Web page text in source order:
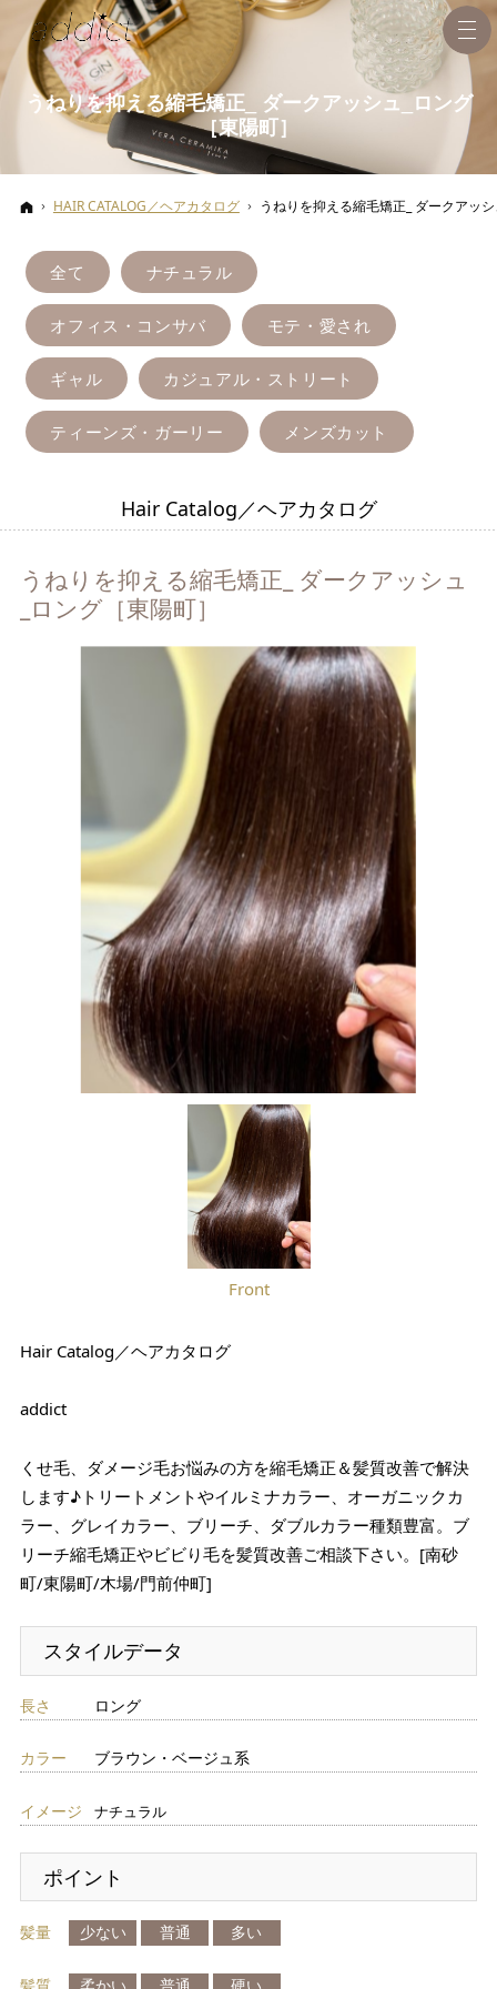
うねりを抑える縮毛矯正_ ダークアッシュ_ロング
［東陽町］
ホーム
HAIR CATALOG／ヘアカタログ うねりを抑える縮毛矯正_ ダークアッ
全て ナチュラル
オフィス・コンサバ モテ・愛され
ギャル カジュアル・ストリート
ティーンズ・ガーリー メンズカット
Hair Catalog／ヘアカタログ
うねりを抑える縮毛矯正_ ダークアッシュ
_ロング［東陽町］
Front
Hair Catalog／ヘアカタログ
addict
くせ毛、ダメージ毛お悩みの方を縮毛矯正＆髪質改善で解決
します♪トリートメントやイルミナカラー、オーガニックカ
ラー、グレイカラー、ブリーチ、ダブルカラー種類豊富。ブ
リーチ縮毛矯正やビビり毛を髪質改善ご相談下さい。[南砂
町/東陽町/木場/門前仲町]
スタイルデータ
長さ ロング
カラー ブラウン・ベージュ系
イメージ ナチュラル
ポイント
髪量 少ない 普通 多い